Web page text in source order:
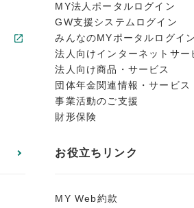
MY法人ポータルログイン
GW支援システムログイン
みんなのMYポータルログイ
法人向けインターネットサー
法人向け商品・サービス
団体年金関連情報・サービス
事業活動のご支援
財形保険
お役立ちリンク
MY Web約款